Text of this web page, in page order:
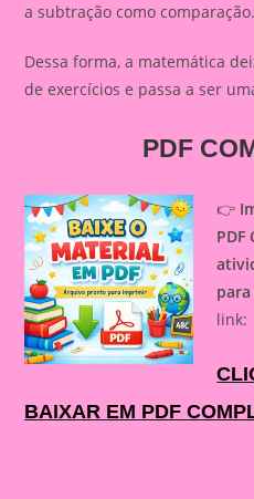
a subtração como comparação.
Dessa forma, a matemática
de exercícios e passa a ser
PDF
👉
PDF
link:
BAIXAR EM PDF